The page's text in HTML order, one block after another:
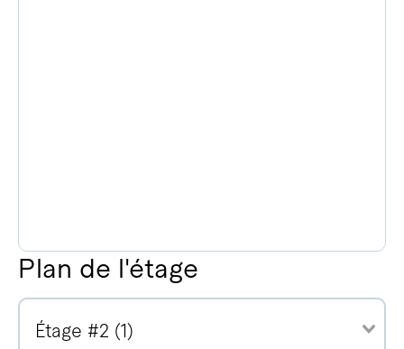
Plan de l'étage
Étage #2 (1)